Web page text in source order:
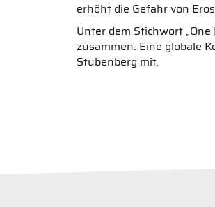
erhöht die Gefahr von
Unter dem Stichwort
zusammen. Eine globale
Stubenberg mit.